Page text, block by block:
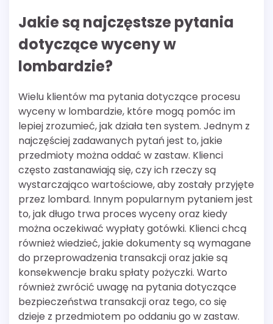
Jakie są najczęstsze pytania
dotyczące wyceny w
lombardzie?
Wielu klientów ma pytania dotyczące procesu
wyceny w lombardzie, które mogą pomóc im
lepiej zrozumieć, jak działa ten system. Jednym z
najczęściej zadawanych pytań jest to, jakie
przedmioty można oddać w zastaw. Klienci
często zastanawiają się, czy ich rzeczy są
wystarczająco wartościowe, aby zostały przyjęte
przez lombard. Innym popularnym pytaniem jest
to, jak długo trwa proces wyceny oraz kiedy
można oczekiwać wypłaty gotówki. Klienci chcą
również wiedzieć, jakie dokumenty są wymagane
do przeprowadzenia transakcji oraz jakie są
konsekwencje braku spłaty pożyczki. Warto
również zwrócić uwagę na pytania dotyczące
bezpieczeństwa transakcji oraz tego, co się
dzieje z przedmiotem po oddaniu go w zastaw.